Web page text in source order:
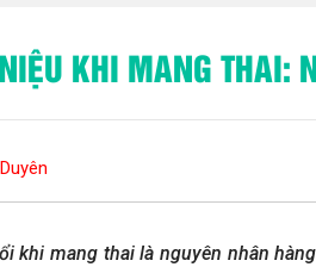
KHI MANG THAI:
khi mang thai là nguyên nhân